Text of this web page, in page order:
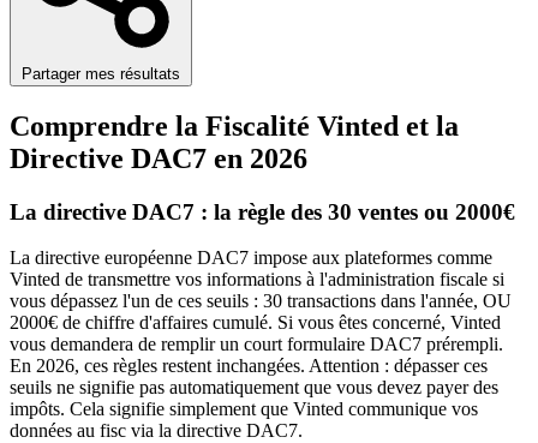
Partager mes résultats
Comprendre la Fiscalité Vinted et la
Directive DAC7 en 2026
La directive DAC7 : la règle des 30 ventes ou 2000€
La directive européenne DAC7 impose aux plateformes comme
Vinted de transmettre vos informations à l'administration fiscale si
vous dépassez l'un de ces seuils : 30 transactions dans l'année, OU
2000€ de chiffre d'affaires cumulé. Si vous êtes concerné, Vinted
vous demandera de remplir un court formulaire DAC7 prérempli.
En 2026, ces règles restent inchangées. Attention : dépasser ces
seuils ne signifie pas automatiquement que vous devez payer des
impôts. Cela signifie simplement que Vinted communique vos
données au fisc via la directive DAC7.